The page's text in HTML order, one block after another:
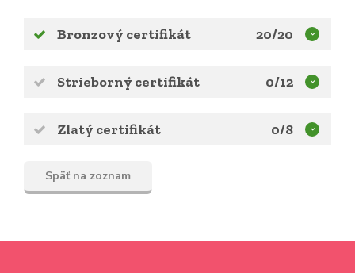
Bronzový certifikát 20/20
Strieborný certifikát 0/12
Zlatý certifikát 0/8
Späť na zoznam